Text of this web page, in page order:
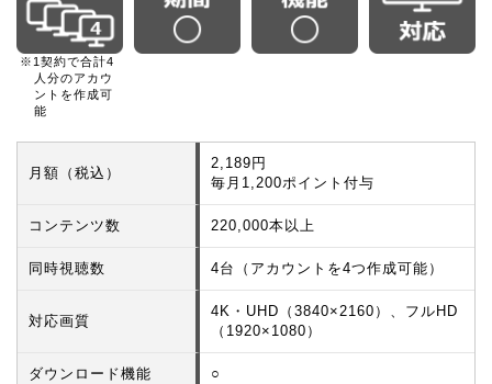
※1契約で合計4
人分のアカウ
ントを作成可
能
月額（税込）
2,189円
毎月1,200ポイント付与
コンテンツ数 220,000本以上
同時視聴数 4台（アカウントを4つ作成可能）
対応画質
4K・UHD（3840×2160）、フルHD
（1920×1080）
ダウンロード機能 ○